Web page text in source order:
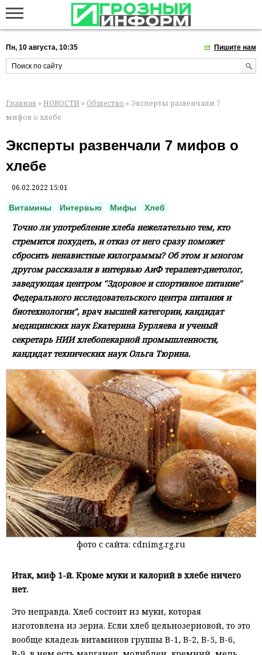
Пн, 10 августа, 10:35 Пишите нам
Главная » НОВОСТИ » Общество » Эксперты развенчали 7
мифов о хлебе
Эксперты развенчали 7 мифов о
хлебе
06.02.2022 15:01
Витамины Интервью Мифы Хлеб
Точно ли употребление хлеба нежелательно тем, кто
стремится похудеть, и отказ от него сразу поможет
сбросить ненавистные килограммы? Об этом и многом
другом рассказали в интервью АиФ терапевт-диетолог,
заведующая центром "Здоровое и спортивное питание"
Федерального исследовательского центра питания и
биотехнологии", врач высшей категории, кандидат
медицинских наук Екатерина Бурляева и ученый
секретарь НИИ хлебопекарной промышленности,
кандидат технических наук Ольга Тюрина.
фото с сайта: cdnimg.rg.ru
Итак, миф 1-й. Кроме муки и калорий в хлебе ничего
нет.
Это неправда. Хлеб состоит из муки, которая
изготовлена из зерна. Если хлеб цельнозерновой, то это
вообще кладезь витаминов группы В-1, В-2, В-5, В-6,